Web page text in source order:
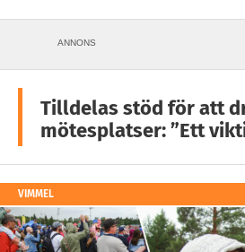
ANNONS
Tilldelas stöd för att
mötesplatser: ”Ett
VIMMEL